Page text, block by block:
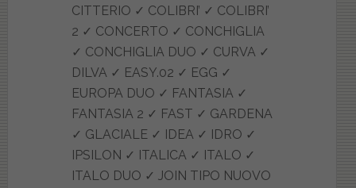
CITTERIO ✓ COLIBRI’ ✓ COLIBRI’
2 ✓ CONCERTO ✓ CONCHIGLIA
✓ CONCHIGLIA DUO ✓ CURVA ✓
DILVA ✓ EASY.02 ✓ EGG ✓
EUROPA DUO ✓ FANTASIA ✓
FANTASIA 2 ✓ FAST ✓ GARDENA
✓ GLACIALE ✓ IDEA ✓ IDRO ✓
IPSILON ✓ ITALICA ✓ ITALO ✓
ITALO DUO ✓ JOIN TIPO NUOVO